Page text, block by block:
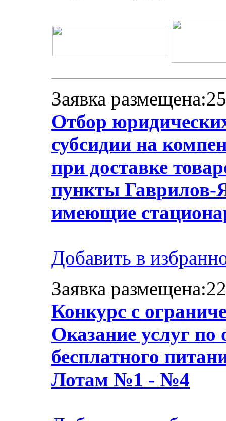
Заявка
Отбор
субсидии на
при доставке
пункты Гаврилов-
имеющие
Добавить в
Заявка
Конкурс с
Оказание услуг по
бесплатного
Лотам №1 - №4